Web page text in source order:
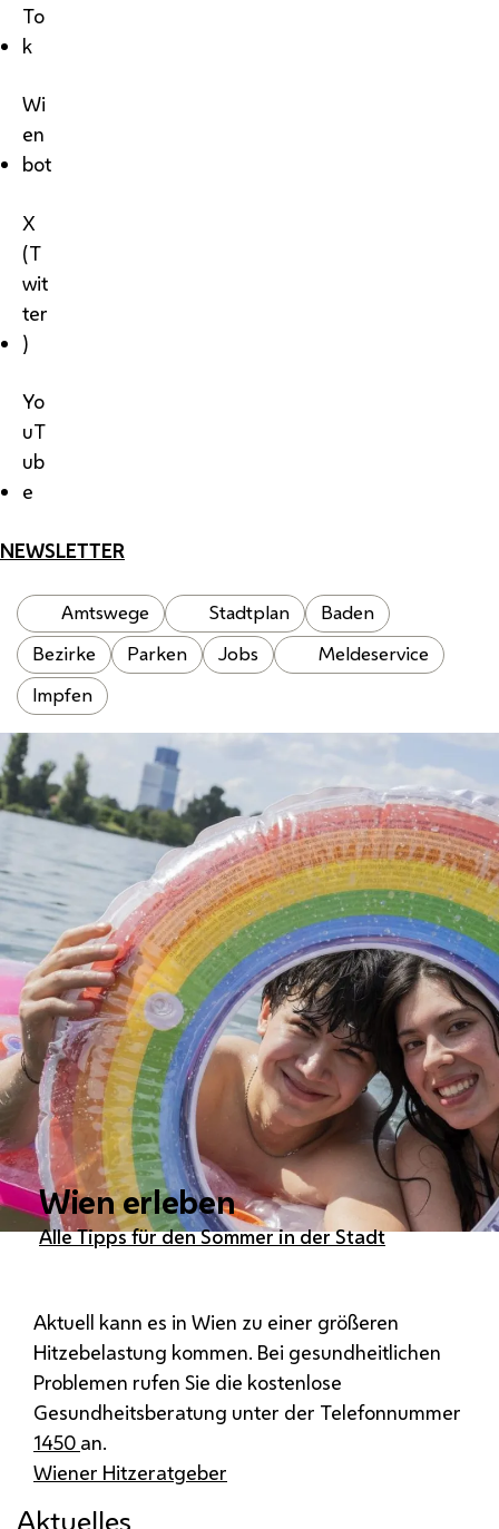
To
k
Wi
en
bot
X
(T
wit
ter
)
Yo
uT
ub
e
NEWSLETTER
Amtswege Stadtplan
Baden
Bezirke
Parken Jobs
Meldeservice
Impfen
Wien erleben
Alle Tipps für den Sommer in der Stadt
Aktuell kann es in Wien zu einer größeren
Hitzebelastung kommen. Bei gesundheitlichen
Problemen rufen Sie die kostenlose
Gesundheitsberatung unter der Telefonnummer
1450 an.
Wiener Hitzeratgeber